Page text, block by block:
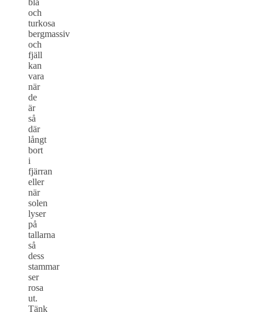
och
turkosa
bergmassiv
och
fjäll
kan
vara
när
de
är
så
där
långt
bort
i
fjärran
eller
när
solen
lyser
på
tallarna
så
dess
stammar
ser
rosa
ut.
Tänk